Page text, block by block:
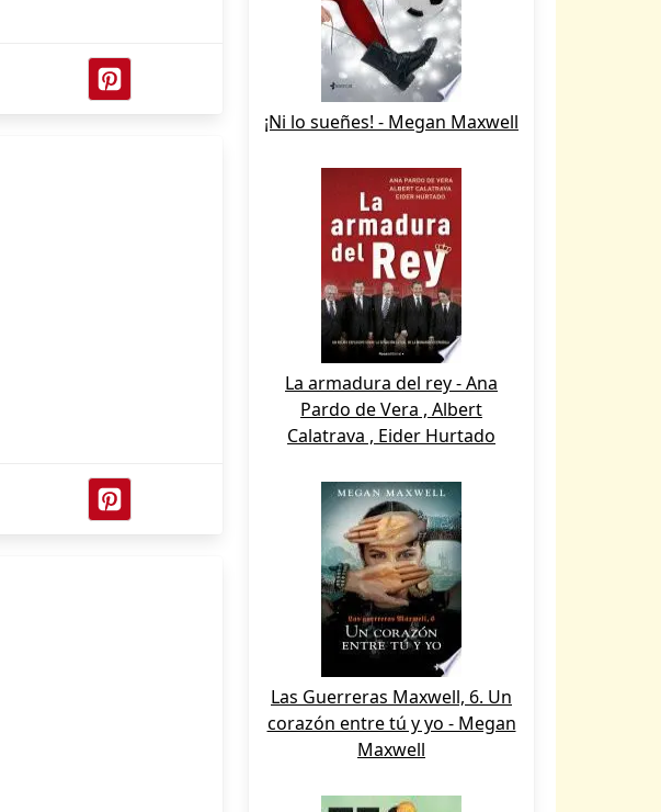
¡Ni lo sueñes! - Megan Maxwell
La armadura del rey - Ana
Pardo de Vera , Albert
Calatrava , Eider Hurtado
Las Guerreras Maxwell, 6. Un
corazón entre tú y yo - Megan
Maxwell